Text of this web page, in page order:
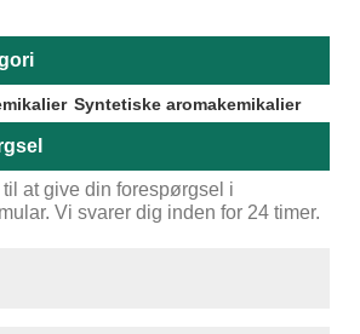
Syntetiske aromakemikalier
at give din forespørgsel i
Vi svarer dig inden for 24 timer.